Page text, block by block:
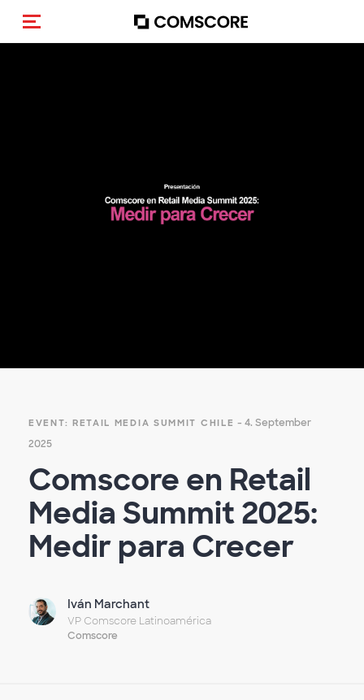
Navigation (de-)aktivieren
EVENT: RETAIL MEDIA SUMMIT CHILE - 4. September
2025
Comscore en Retail
Media Summit 2025:
Medir para Crecer
Iván Marchant
VP Comscore Latinoamérica
Comscore